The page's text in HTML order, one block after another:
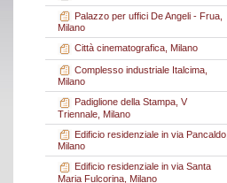
Palazzo per uffici De Angeli - Frua,
Milano
Città cinematografica, Milano
Complesso industriale Italcima,
Milano
Padiglione della Stampa, V
Triennale, Milano
Edificio residenziale in via Pancaldo,
Milano
Edificio residenziale in via Santa
Maria Fulcorina, Milano